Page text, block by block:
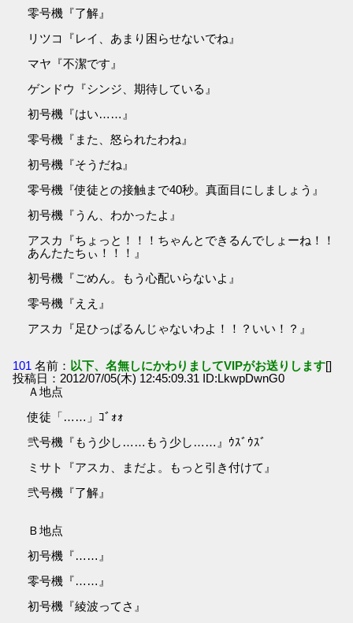
零号機『了解』
リツコ『レイ、あまり困らせないでね』
マヤ『不潔です』
ゲンドウ『シンジ、期待している』
初号機『はい……』
零号機『また、怒られたわね』
初号機『そうだね』
零号機『使徒との接触まで40秒。真面目にしましょう』
初号機『うん、わかったよ』
アスカ『ちょっと！！！ちゃんとできるんでしょーね！！
あんたたちぃ！！！』
初号機『ごめん。もう心配いらないよ』
零号機『ええ』
アスカ『足ひっぱるんじゃないわよ！！？いい！？』
101 名前： 以下、名無しにかわりましてVIPがお送りします[]
投稿日：2012/07/05(木) 12:45:09.31 ID:LkwpDwnG0
Ａ地点
使徒「……」ｺﾞｫｫ
弐号機『もう少し……もう少し……』ｳｽﾞｳｽﾞ
ミサト『アスカ、まだよ。もっと引き付けて』
弐号機『了解』
Ｂ地点
初号機『……』
零号機『……』
初号機『綾波ってさ』